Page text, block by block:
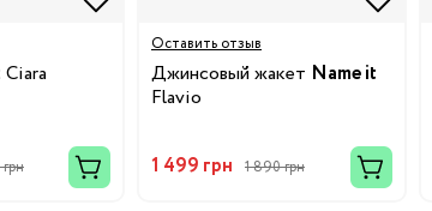
29
Ciara
Оставить отзыв
Джинсовый жакет Name it
Flavio
1 499 грн 1 890 грн